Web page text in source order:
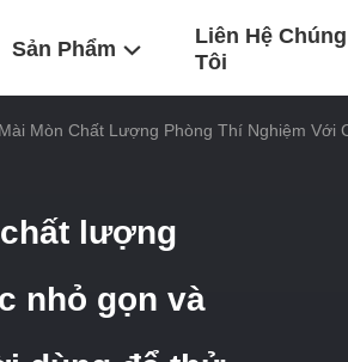
Sản Phẩm
Liên Hệ Chúng
Tôi
Mòn Chất Lượng Phòng Thí Nghiệm
lượng
nhỏ gọn và